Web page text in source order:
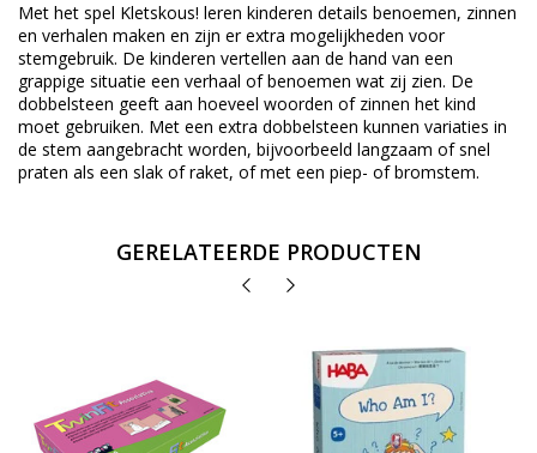
Met het spel Kletskous! leren kinderen details benoemen, zinnen
en verhalen maken en zijn er extra mogelijkheden voor
stemgebruik. De kinderen vertellen aan de hand van een
grappige situatie een verhaal of benoemen wat zij zien. De
dobbelsteen geeft aan hoeveel woorden of zinnen het kind
moet gebruiken. Met een extra dobbelsteen kunnen variaties in
de stem aangebracht worden, bijvoorbeeld langzaam of snel
praten als een slak of raket, of met een piep- of bromstem.
GERELATEERDE PRODUCTEN